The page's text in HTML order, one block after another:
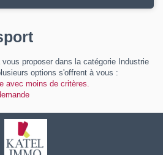
proposer dans la catégorie Industrie
options s'offrent à vous :
avec moins de critères.